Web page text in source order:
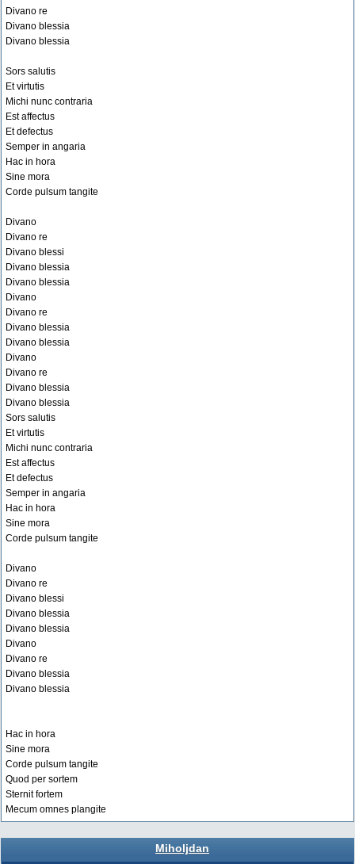
Divano re
Divano blessia
Divano blessia
Sors salutis
Et virtutis
Michi nunc contraria
Est affectus
Et defectus
Semper in angaria
Hac in hora
Sine mora
Corde pulsum tangite
Divano
Divano re
Divano blessi
Divano blessia
Divano blessia
Divano
Divano re
Divano blessia
Divano blessia
Divano
Divano re
Divano blessia
Divano blessia
Sors salutis
Et virtutis
Michi nunc contraria
Est affectus
Et defectus
Semper in angaria
Hac in hora
Sine mora
Corde pulsum tangite
Divano
Divano re
Divano blessi
Divano blessia
Divano blessia
Divano
Divano re
Divano blessia
Divano blessia
Hac in hora
Sine mora
Corde pulsum tangite
Quod per sortem
Sternit fortem
Mecum omnes plangite
Miholjdan